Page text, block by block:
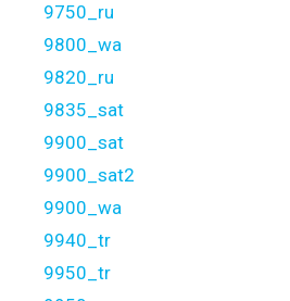
9750_ru
9800_wa
9820_ru
9835_sat
9900_sat
9900_sat2
9900_wa
9940_tr
9950_tr